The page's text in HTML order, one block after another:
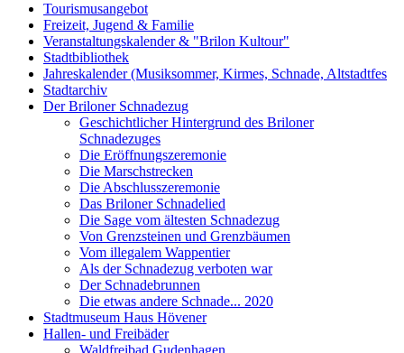
Tourismusangebot
Freizeit, Jugend & Familie
Veranstaltungskalender & "Brilon Kultour"
Stadtbibliothek
Jahreskalender (Musiksommer, Kirmes, Schnade, Altstadtfes
Stadtarchiv
Der Briloner Schnadezug
Geschichtlicher Hintergrund des Briloner
Schnadezuges
Die Eröffnungszeremonie
Die Marschstrecken
Die Abschlusszeremonie
Das Briloner Schnadelied
Die Sage vom ältesten Schnadezug
Von Grenzsteinen und Grenzbäumen
Vom illegalem Wappentier
Als der Schnadezug verboten war
Der Schnadebrunnen
Die etwas andere Schnade... 2020
Stadtmuseum Haus Hövener
Hallen- und Freibäder